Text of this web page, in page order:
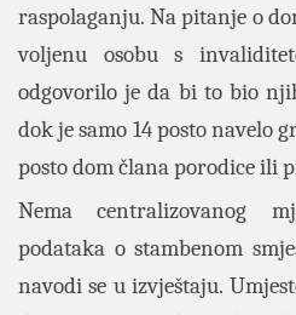
raspolaganju. Na pitanje o
voljenu osobu s
odgovorilo je da bi to bio
dok je samo 14 posto navelo
posto dom člana porodice ili
Nema centralizovanog
podataka o stambenom
navodi se u izvještaju.